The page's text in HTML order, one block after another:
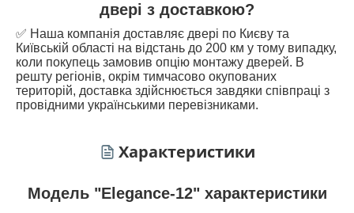
двері з доставкою?
✅ Наша компанія доставляє двері по Києву та
Київській області на відстань до 200 км у тому випадку,
коли покупець замовив опцію монтажу дверей. В
решту регіонів, окрім тимчасово окупованих
територій, доставка здійснюється завдяки співпраці з
провідними українськими перевізниками.
Характеристики
Модель "Elegance-12" характеристики